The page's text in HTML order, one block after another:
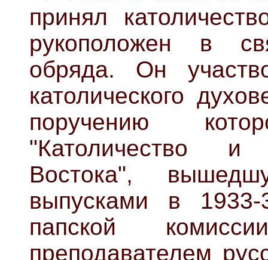
принял
рукоположен в
обряда. Он
католического
поручению
"Католичество
Востока",
выпусками в
папской
преподавателем